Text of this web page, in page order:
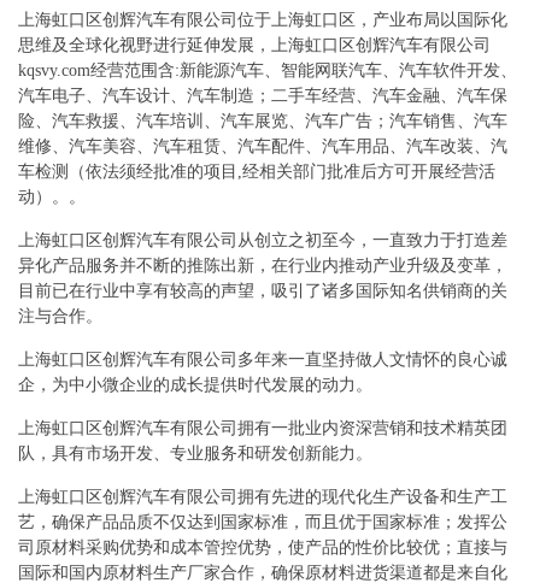
上海虹口区创辉汽车有限公司位于上海虹口区，产业布局以国际化
思维及全球化视野进行延伸发展，上海虹口区创辉汽车有限公司
kqsvy.com经营范围含:新能源汽车、智能网联汽车、汽车软件开发、
汽车电子、汽车设计、汽车制造；二手车经营、汽车金融、汽车保
险、汽车救援、汽车培训、汽车展览、汽车广告；汽车销售、汽车
维修、汽车美容、汽车租赁、汽车配件、汽车用品、汽车改装、汽
车检测（依法须经批准的项目,经相关部门批准后方可开展经营活
动）。。
上海虹口区创辉汽车有限公司从创立之初至今，一直致力于打造差
异化产品服务并不断的推陈出新，在行业内推动产业升级及变革，
目前已在行业中享有较高的声望，吸引了诸多国际知名供销商的关
注与合作。
上海虹口区创辉汽车有限公司多年来一直坚持做人文情怀的良心诚
企，为中小微企业的成长提供时代发展的动力。
上海虹口区创辉汽车有限公司拥有一批业内资深营销和技术精英团
队，具有市场开发、专业服务和研发创新能力。
上海虹口区创辉汽车有限公司拥有先进的现代化生产设备和生产工
艺，确保产品品质不仅达到国家标准，而且优于国家标准；发挥公
司原材料采购优势和成本管控优势，使产品的性价比较优；直接与
国际和国内原材料生产厂家合作，确保原材料进货渠道都是来自化